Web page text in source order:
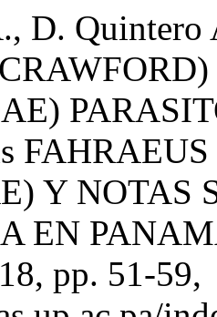
D.
Y NOTAS
EN
pp. 51-59,